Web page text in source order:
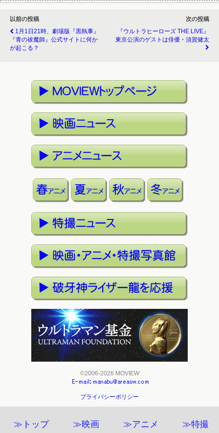
以前の投稿
1月1日21時、劇場版『黒執事』
『青の祓魔師』公式サイトに何か
が起こる？
次の投稿
『ウルトラヒーローズ THE LIVE』
東京公演のゲストは俳優・須賀健太
©2006-2026 MOVIEW
プライバシーポリシー
≫トップ ≫映画 ≫アニメ ≫特撮